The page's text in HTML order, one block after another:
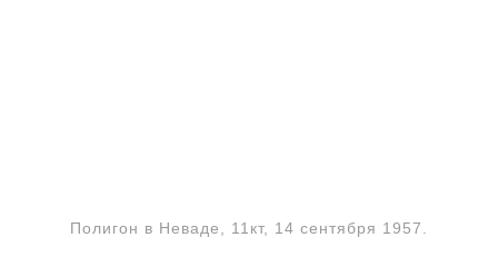
Полигон в Неваде, 11кт, 14 сентября 1957.